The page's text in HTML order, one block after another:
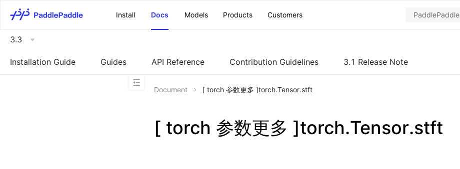
Install Docs Models Products Customers
3.3
Installation Guide Guides API Reference Contribution Guidelines 3.1 Release Note
Document [ torch 参数更多 ]torch.Tensor.stft
[ torch 参数更多 ]torch.Tensor.stft